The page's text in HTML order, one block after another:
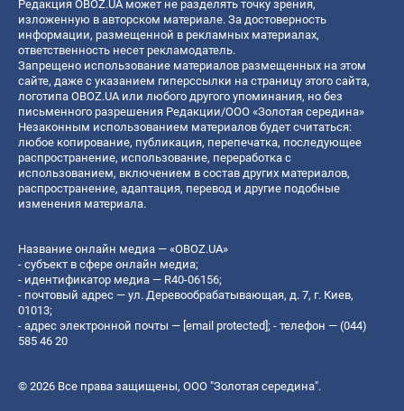
Редакция OBOZ.UA может не разделять точку зрения,
изложенную в авторском материале. За достоверность
информации, размещенной в рекламных материалах,
ответственность несет рекламодатель.
Запрещено использование материалов размещенных на этом
сайте, даже с указанием гиперссылки на страницу этого сайта,
логотипа OBOZ.UA или любого другого упоминания, но без
письменного разрешения Редакции/ООО «Золотая середина»
Незаконным использованием материалов будет считаться:
любое копирование, публикация, перепечатка, последующее
распространение, использование, переработка с
использованием, включением в состав других материалов,
распространение, адаптация, перевод и другие подобные
изменения материала.
Название онлайн медиа — «OBOZ.UA»
- субъект в сфере онлайн медиа;
- идентификатор медиа — R40-06156;
- почтовый адрес — ул. Деревообрабатывающая, д. 7, г. Киев,
01013;
- адрес электронной почты — [email protected]; - телефон — (044)
585 46 20
© 2026 Все права защищены, ООО "Золотая середина".